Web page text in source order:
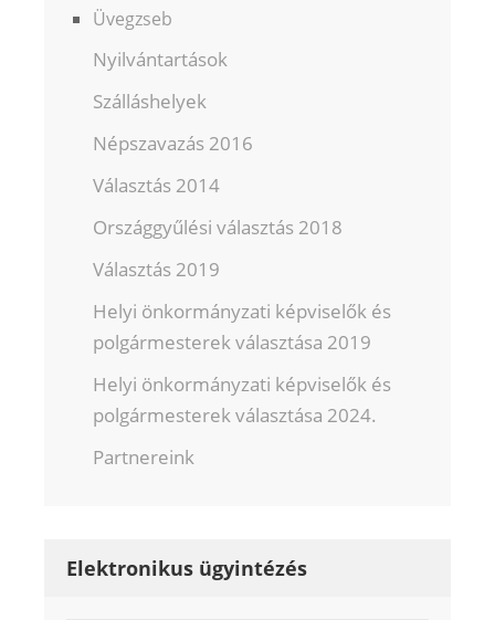
Üvegzseb
Nyilvántartások
Szálláshelyek
Népszavazás 2016
Választás 2014
Országgyűlési választás 2018
Választás 2019
Helyi önkormányzati képviselők és
polgármesterek választása 2019
Helyi önkormányzati képviselők és
polgármesterek választása 2024.
Partnereink
Elektronikus ügyintézés